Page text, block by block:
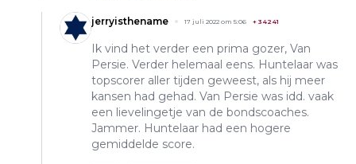
jerryisthename 17 juli 2022 om 5:06 + 34241
Ik vind het verder een prima gozer, Van
Persie. Verder helemaal eens. Huntelaar was
topscorer aller tijden geweest, als hij meer
kansen had gehad. Van Persie was idd. vaak
een lievelingetje van de bondscoaches.
Jammer. Huntelaar had een hogere
gemiddelde score.